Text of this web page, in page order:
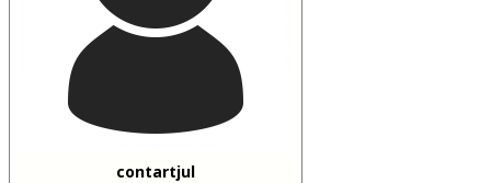
contartjul